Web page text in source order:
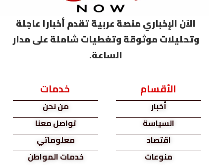
الآن الإخباري منصة عربية تقدم أخبارًا عاجلة
وتحليلات موثوقة وتغطيات شاملة على مدار
الساعة.
الأقسام
أخبار
السياسة
اقتصاد
منوعات
خدمات
من نحن
تواصل معنا
معلوماتي
خدمات المواطن